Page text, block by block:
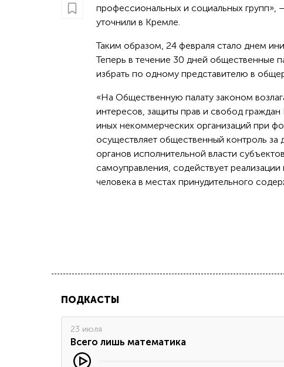
профессиональных и социальных групп»,
уточнили в Кремле.
Таким образом, 24 февраля стало днем
Теперь в течение 30 дней общественные
избрать по одному представителю в
«На Общественную палату законом
интересов, защиты прав и свобод
иных некоммерческих организаций при
осуществляет общественный контроль за
органов исполнительной власти
самоуправления, содействует
человека в местах принудительного
ПОДКАСТЫ
23 июля
Всего лишь математика